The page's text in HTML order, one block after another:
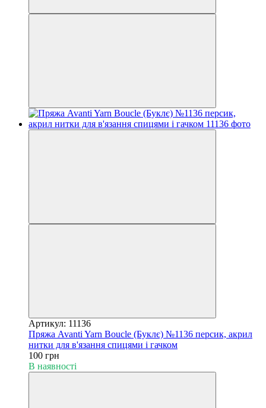
Артикул: 11136
Пряжа Avanti Yarn Boucle (Буклє) №1136 персик, акрил
нитки для в'язання спицями і гачком
100 грн
В наявності